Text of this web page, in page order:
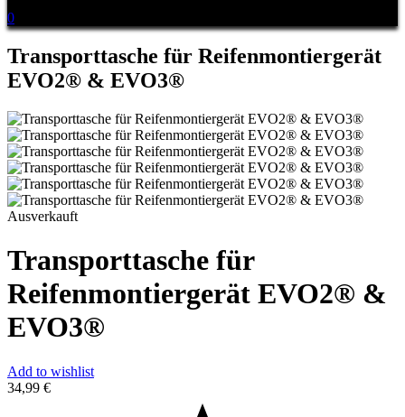
0
Transporttasche für Reifenmontiergerät
EVO2® & EVO3®
Ausverkauft
Transporttasche für
Reifenmontiergerät EVO2® &
EVO3®
Add to wishlist
34,99 €